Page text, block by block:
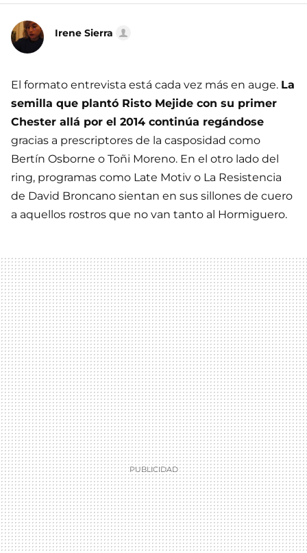
Irene Sierra
El formato entrevista está cada vez más en auge. La
semilla que plantó Risto Mejide con su primer
Chester allá por el 2014 continúa regándose
gracias a prescriptores de la casposidad como
Bertín Osborne o Toñi Moreno. En el otro lado del
ring, programas como Late Motiv o La Resistencia
de David Broncano sientan en sus sillones de cuero
a aquellos rostros que no van tanto al Hormiguero.